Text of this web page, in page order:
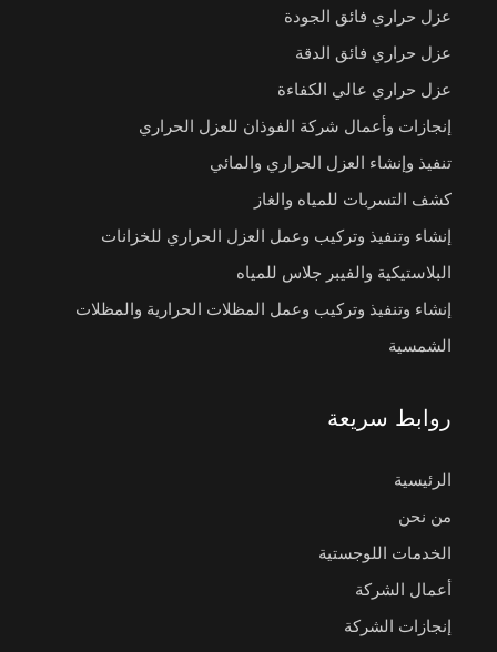
عزل حراري فائق الجودة
عزل حراري فائق الدقة
عزل حراري عالي الكفاءة
إنجازات وأعمال شركة الفوذان للعزل الحراري
تنفيذ وإنشاء العزل الحراري والمائي
كشف التسربات للمياه والغاز
إنشاء وتنفيذ وتركيب وعمل العزل الحراري للخزانات
البلاستيكية والفيبر جلاس للمياه
إنشاء وتنفيذ وتركيب وعمل المظلات الحرارية والمظلات
الشمسية
روابط سريعة
الرئيسية
من نحن
الخدمات اللوجستية
أعمال الشركة
إنجازات الشركة